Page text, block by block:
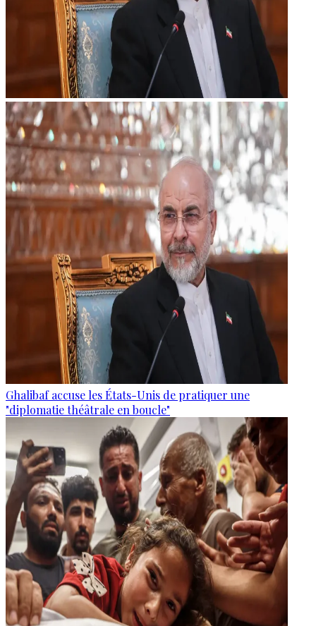
Ghalibaf accuse les États-Unis de pratiquer une
"diplomatie théâtrale en boucle"